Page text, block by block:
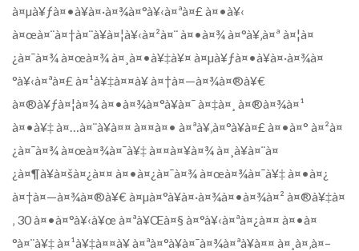
à¤µà¥ƒà¤•à¥à¤·à¤¾à¤°à¥‹à¤ªà¤£ à¤•à¥‹
à¤œà¤¨à¤†à¤¨à¥à¤¦à¥‹à¤²à¤¨ à¤•à¤¾ à¤°à¥‚à¤ª à¤¦à¤
¿à¤¯à¤¾ à¤œà¤¾ à¤¸à¤•à¥‡à¥¤ à¤µà¥ƒà¤•à¥à¤·à¤¾à¤
°à¥‹à¤ªà¤£ à¤¹à¥‡à¤¤à¥ à¤†à¤—à¤¾à¤®à¥€
à¤®à¥ƒà¤¦à¤¾ à¤•à¤¾à¤°à¥à¤¯ à¤‡à¤¸ à¤®à¤¾à¤¹
à¤•à¥‡ à¤…à¤¨à¥à¤¤ à¤¤à¤• à¤ªà¥‚à¤°à¥à¤£ à¤•à¤° à¤²à¤
¿à¤¯à¤¾ à¤œà¤¾à¤¯à¥‡ à¤¤à¤¥à¤¾ à¤¸à¥à¤¨à¤
¿à¤¶à¥à¤šà¤¿à¤¤ à¤•à¤¿à¤¯à¤¾ à¤œà¤¾à¤¯à¥‡ à¤•à¤¿
à¤†à¤—à¤¾à¤®à¥€ à¤µà¤°à¥à¤·à¤¾à¤•à¤¾à¤² à¤®à¥‡à¤
‚ 30 à¤•à¤°à¥‹à¥œ à¤ªà¥Œà¤§ à¤°à¥‹à¤ªà¤¿à¤¤ à¤•à¤
°à¤¨à¥‡ à¤¹à¥‡à¤¤à¥ à¤ªà¤°à¥à¤¯à¤¾à¤ªà¥à¤¤ à¤¸à¤‚à¤–